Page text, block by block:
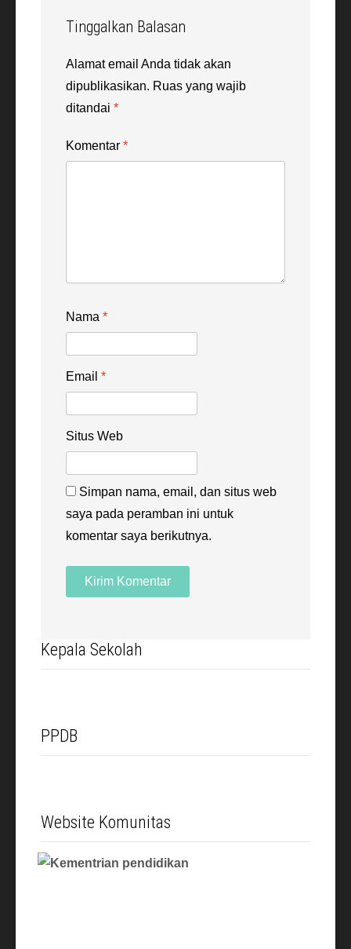
Tinggalkan Balasan
Alamat email Anda tidak akan
dipublikasikan. Ruas yang wajib
ditandai *
Komentar *
Nama *
Email *
Situs Web
Simpan nama, email, dan situs web
saya pada peramban ini untuk
komentar saya berikutnya.
Kepala Sekolah
PPDB
Website Komunitas